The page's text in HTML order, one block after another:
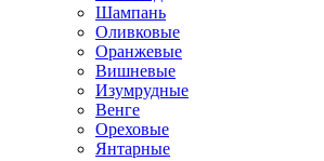
Шампань
Оливковые
Оранжевые
Вишневые
Изумрудные
Венге
Ореховые
Янтарные